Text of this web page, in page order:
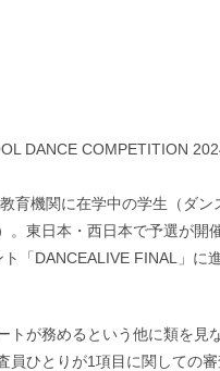
DANCE COMPETITION
育機関に在学中の学⽣（ダン
東日本・西日本で予選が開
「DANCEALIVE FINAL」に
が務めるという他に類を⾒
ひとりが1項目に関しての審